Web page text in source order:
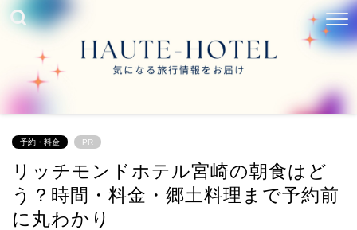
予約・料金 PR
リッチモンドホテル宮崎の朝食はど
う？時間・料金・郷土料理まで予約前
に丸わかり